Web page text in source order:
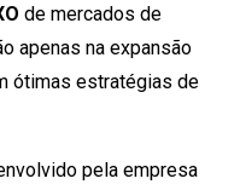
de mercados de
apenas na expansão
ótimas estratégias de
pela empresa